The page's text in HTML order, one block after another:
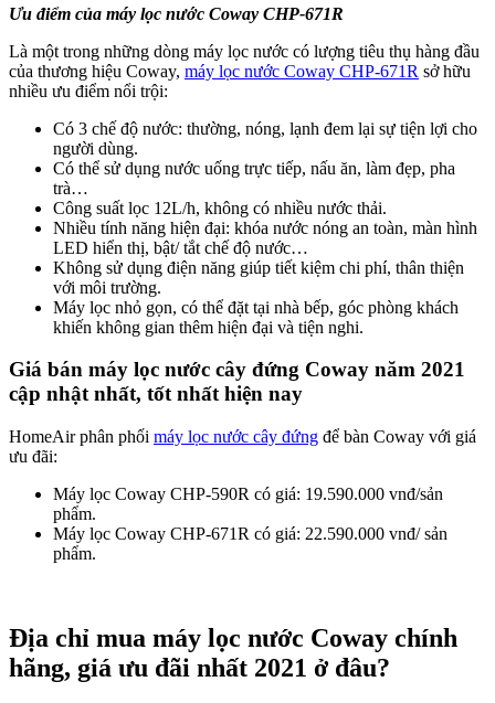
Ưu điểm của máy lọc nước Coway CHP-671R
Là một trong những dòng máy lọc nước có lượng tiêu thụ hàng đầu
của thương hiệu Coway, máy lọc nước Coway CHP-671R sở hữu
nhiều ưu điểm nổi trội:
Có 3 chế độ nước: thường, nóng, lạnh đem lại sự tiện lợi cho
người dùng.
Có thể sử dụng nước uống trực tiếp, nấu ăn, làm đẹp, pha
trà…
Công suất lọc 12L/h, không có nhiều nước thải.
Nhiều tính năng hiện đại: khóa nước nóng an toàn, màn hình
LED hiển thị, bật/ tắt chế độ nước…
Không sử dụng điện năng giúp tiết kiệm chi phí, thân thiện
với môi trường.
Máy lọc nhỏ gọn, có thể đặt tại nhà bếp, góc phòng khách
khiến không gian thêm hiện đại và tiện nghi.
Giá bán máy lọc nước cây đứng Coway năm 2021
cập nhật nhất, tốt nhất hiện nay
HomeAir phân phối máy lọc nước cây đứng để bàn Coway với giá
ưu đãi:
Máy lọc Coway CHP-590R có giá: 19.590.000 vnđ/sản
phẩm.
Máy lọc Coway CHP-671R có giá: 22.590.000 vnđ/ sản
phẩm.
Địa chỉ mua máy lọc nước Coway chính
hãng, giá ưu đãi nhất 2021 ở đâu?